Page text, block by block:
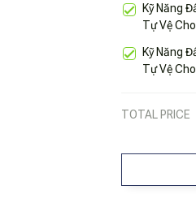
Kỹ Năng
Tự Vệ
Kỹ Năng
Tự Vệ
TOTAL PRICE